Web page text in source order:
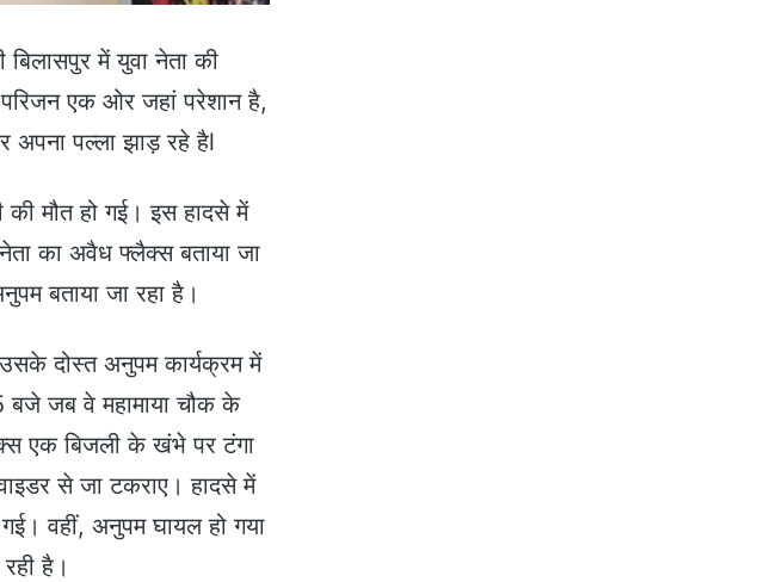
बिलासपुर में युवा नेता की
परिजन एक ओर जहां परेशान है,
अपना पल्ला झाड़ रहे हैl
मौत हो गई। इस हादसे में
नेता का अवैध फ्लैक्स बताया जा
बताया जा रहा है।
दोस्त अनुपम कार्यक्रम में
बजे जब वे महामाया चौक के
एक बिजली के खंभे पर टंगा
से जा टकराए। हादसे में
वहीं, अनुपम घायल हो गया
है।